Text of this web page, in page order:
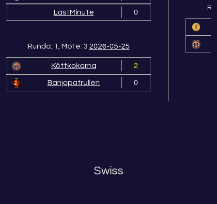
LastMinute 0
Runda: 1, Möte: 3 2026-05-25
Köttkokarna 2
Banjopatrullen 0
Swiss